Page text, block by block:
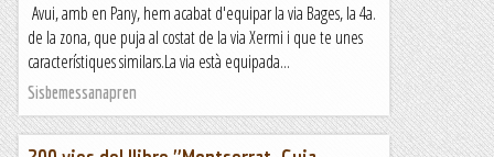
Avui, amb en Pany, hem acabat d'equipar la via Bages, la 4a.
de la zona, que puja al costat de la via Xermi i que te unes
característiques similars.La via està equipada...
Sisbemessanapren